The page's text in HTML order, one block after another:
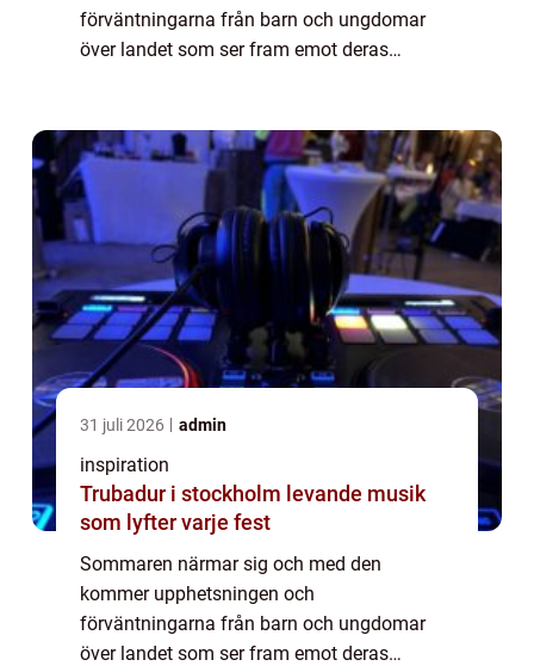
förväntningarna från barn och ungdomar
över landet som ser fram emot deras
31 juli 2026 admin
inspiration
Trubadur i stockholm levande musik
som lyfter varje fest
Sommaren närmar sig och med den
kommer upphetsningen och
förväntningarna från barn och ungdomar
över landet som ser fram emot deras